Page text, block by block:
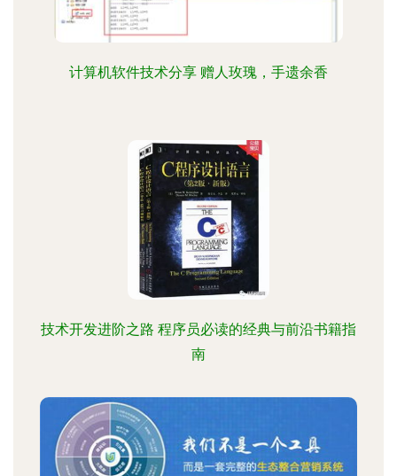
计算机软件技术分享 赠人玫瑰，手遗余香
技术开发进阶之路 程序员必读的经典与前沿书籍指
南